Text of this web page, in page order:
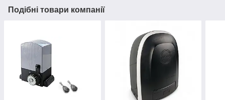
Подібні товари компанії